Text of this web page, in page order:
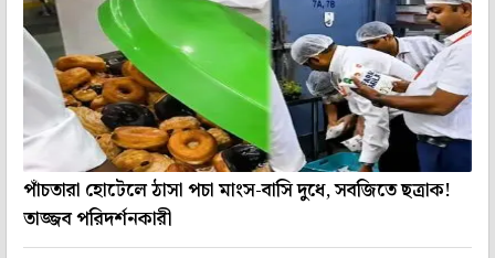
পাঁচতারা হোটেলে ঠাসা পচা মাংস-বাসি দুধে, সবজিতে ছত্রাক!
তাজ্জব পরিদর্শনকারী